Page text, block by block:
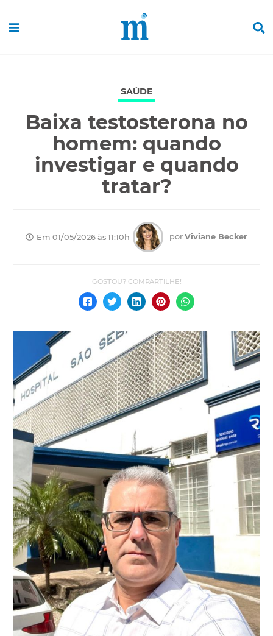
SAÚDE
Baixa testosterona no
homem: quando
investigar e quando
tratar?
Em 01/05/2026 às 11:10h por Viviane Becker